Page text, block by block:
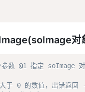
对
数 @1 指定 soImage
大于 0 的数值，出错返